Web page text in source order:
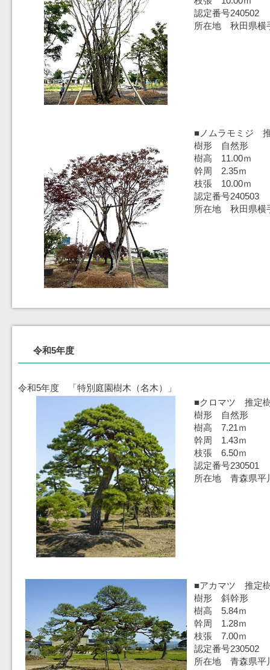
認定番号240502
所在地 秋田県横
■ノムラモミジ
樹形 自然形
樹高 11.00ｍ
幹周 2.35ｍ
枝張 10.00ｍ
認定番号240503
所在地 秋田県横
令和5年度
令和5年度 「特別庭園樹木（名木）」
■クロマツ 推定
樹形 自然形
樹高 7.21ｍ
幹周 1.43ｍ
枝張 6.50ｍ
認定番号230501
所在地 青森県平
■アカマツ 推定
樹形 斜幹形
樹高 5.84ｍ
幹周 1.28ｍ
枝張 7.00ｍ
認定番号230502
所在地 青森県平